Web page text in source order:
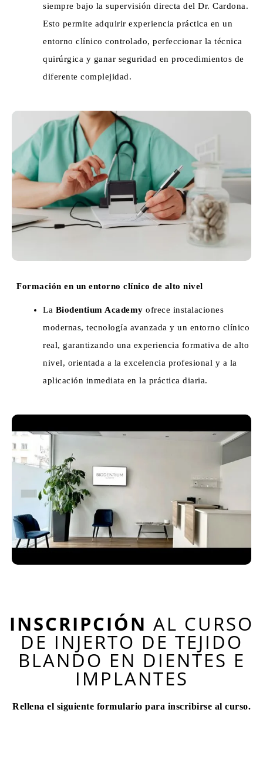
siempre bajo la supervisión directa del Dr. Cardona.
Esto permite adquirir experiencia práctica en un
entorno clínico controlado, perfeccionar la técnica
quirúrgica y ganar seguridad en procedimientos de
diferente complejidad.
Formación en un entorno clínico de alto nivel
La Biodentium Academy ofrece instalaciones
modernas, tecnología avanzada y un entorno clínico
real, garantizando una experiencia formativa de alto
nivel, orientada a la excelencia profesional y a la
aplicación inmediata en la práctica diaria.
INSCRIPCIÓN AL CURSO
DE INJERTO DE TEJIDO
BLANDO EN DIENTES E
IMPLANTES
Rellena el siguiente formulario para inscribirse al curso.